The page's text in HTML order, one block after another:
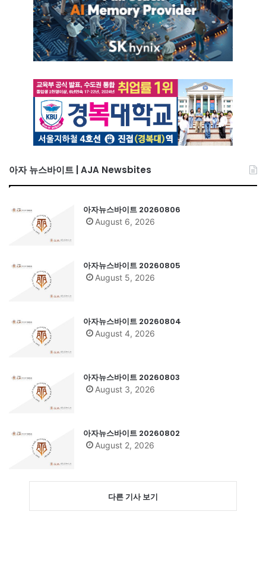
아자 뉴스바이트 | AJA Newsbites
아자뉴스바이트 20260806
August 6, 2026
아자뉴스바이트 20260805
August 5, 2026
아자뉴스바이트 20260804
August 4, 2026
아자뉴스바이트 20260803
August 3, 2026
아자뉴스바이트 20260802
August 2, 2026
다른 기사 보기